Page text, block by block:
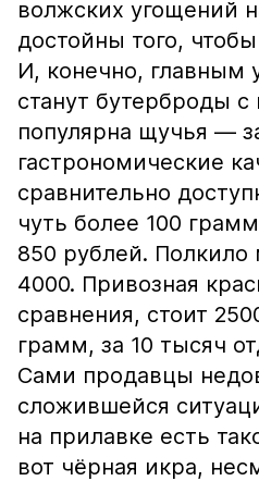
волжских угощений
достойны того,
И, конечно, главным
станут бутерброды
популярна щучья —
гастрономические
сравнительно
чуть более 100
850 рублей. Полкило
4000. Привозная
сравнения, стоит
грамм, за 10 тысяч
Сами продавцы
сложившейся
на прилавке есть
вот чёрная икра,